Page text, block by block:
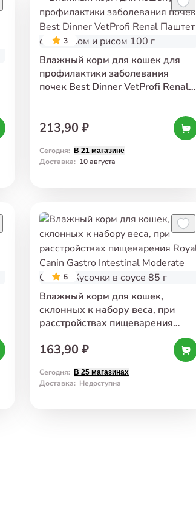
3
Влажный корм для кошек для
профилактики заболевания
почек Best Dinner VetProfi Renal
213,90 ₽
Сегодня: В 21 магазине
Доставка: 10 августа
5
Влажный корм для кошек,
склонных к набору веса, при
расстройствах пищеварения
Moderate Calorie Кусочки в соусе
163,90 ₽
Сегодня: В 25 магазинах
Доставка: Недоступна